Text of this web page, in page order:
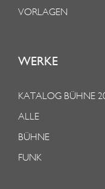
VORLAGEN
WERKE
KATALOG BÜHNE
ALLE
BÜHNE
FUNK